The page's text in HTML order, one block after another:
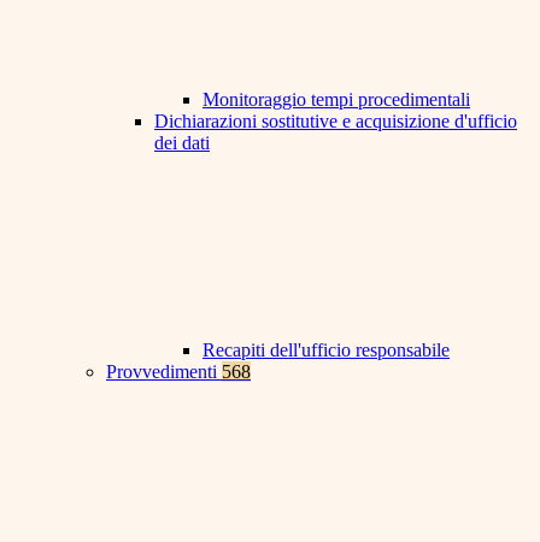
Monitoraggio tempi procedimentali
Dichiarazioni sostitutive e acquisizione d'ufficio
dei dati
Recapiti dell'ufficio responsabile
Provvedimenti 568